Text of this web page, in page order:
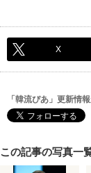
X
「韓流ぴあ」更新情
この記事の写真一